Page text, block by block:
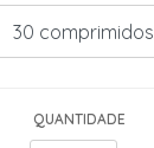
QUANTIDADE